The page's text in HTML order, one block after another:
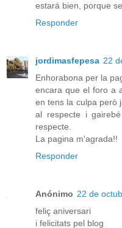
estará bien, porque
Responder
jordimasfepesa 22
Enhorabona per la
encara que el foro a
en tens la culpa però
al respecte i
respecte.
La pagina m'agrada!!
Responder
Anónimo 22 de
feliç aniversari
i felicitats pel blog